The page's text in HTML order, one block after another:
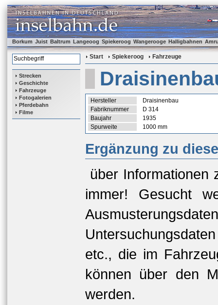
Borkum Juist Baltrum Langeoog Spiekeroog Wangerooge Halligbahnen
Strecken
Geschichte
Fahrzeuge
Fotogalerien
Pferdebahn
Filme
Start Spiekeroog Fahrzeuge
Hersteller
Draisinenbau
Fabriknummer
D 314
Baujahr
1935
Spurweite
1000 mm
Ergänzung zu
über Informationen
immer! Gesucht
etc., die im
können über den
werden.